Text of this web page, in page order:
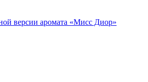
версии аромата «Мисс Диор»